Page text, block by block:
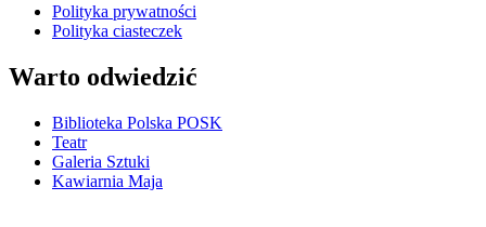
Polityka prywatności
Polityka ciasteczek
Warto odwiedzić
Biblioteka Polska POSK
Teatr
Galeria Sztuki
Kawiarnia Maja